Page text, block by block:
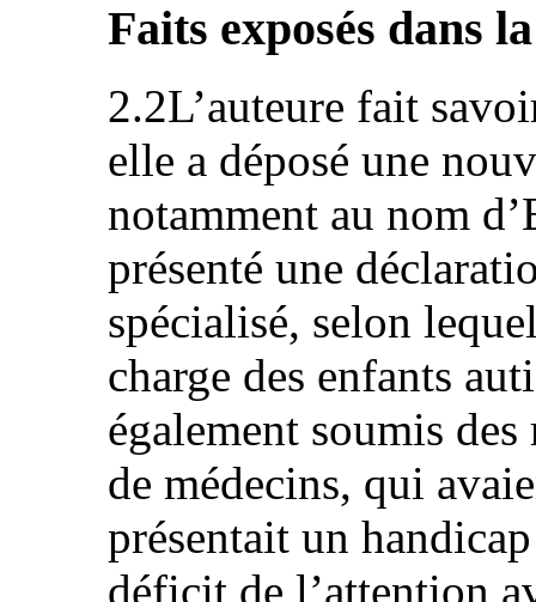
Faits exposés dans
2.2L’auteure fait
elle a déposé une
notamment au nom
présenté une
spécialisé, selon
charge des enfants
également soumis
de médecins, qui
présentait un
déficit de l’attention